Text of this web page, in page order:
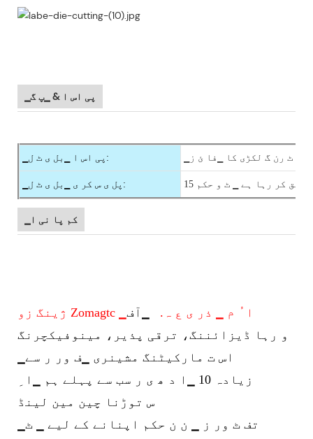
▁پی اس ا & ▁پ گ
▁پی اس ا ▁بل ی ٹ ل: ▁ور ٹ رن گ لکڑی کا ▁فا ئ ز
▁پل ی س کر ی ▁بل ی ٹ ل: تصدیق کر رہا ہے ▁ ٹ و حکم
▁کم پا نی ا
ژینگ زو Zomagtc ▁ا ُ م ▁ ذر ی ع ہ.
▁آف
و رہا ڈیزائننگ، ترقی پذیر، مینوفیکچرنگ
▁اس ت مارکیٹنگ مشینری ▁ف ور ر سے
زیادہ 10 ▁ا د ھ ی ر سب سے پہلے ہم ▁ا ِ
س توڑنا چین مین لینڈ